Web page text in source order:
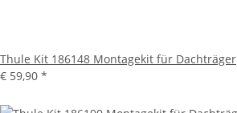
Thule Kit 186148 Montagekit für Dachträger
€ 59,90 *